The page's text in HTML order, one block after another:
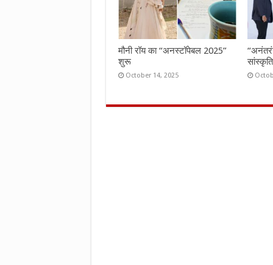
मौनी रॉय का “अनस्टॉपेबल 2025”
शुरू
October 14, 2025